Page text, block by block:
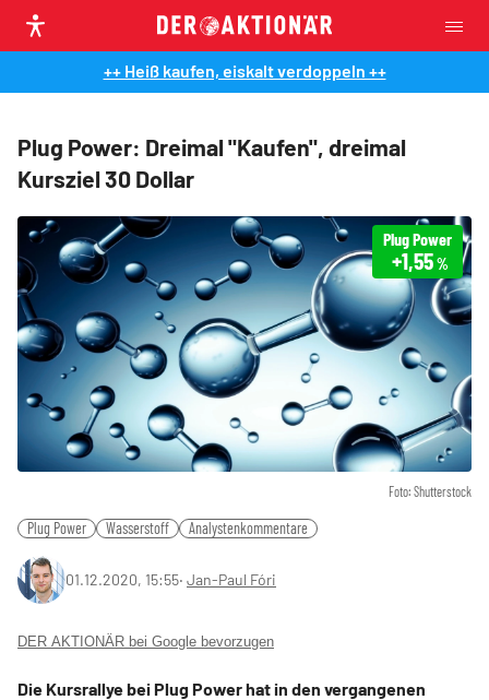
++ Heiß kaufen, eiskalt verdoppeln ++
Plug Power: Dreimal "Kaufen", dreimal
Kursziel 30 Dollar
Foto: Shutterstock
Plug Power
+1,55 %
Plug Power Wasserstoff Analystenkommentare
01.12.2020, 15:55‧ Jan-Paul Fóri
DER AKTIONÄR bei Google bevorzugen
Die Kursrallye bei Plug Power hat in den vergangenen